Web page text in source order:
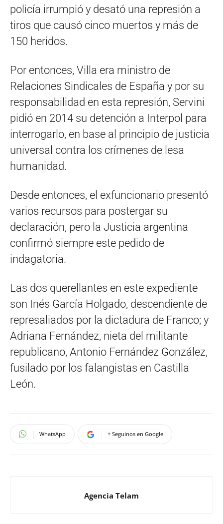
policía irrumpió y desató una represión a
tiros que causó cinco muertos y más de
150 heridos.
Por entonces, Villa era ministro de
Relaciones Sindicales de España y por su
responsabilidad en esta represión, Servini
pidió en 2014 su detención a Interpol para
interrogarlo, en base al principio de justicia
universal contra los crímenes de lesa
humanidad.
Desde entonces, el exfuncionario presentó
varios recursos para postergar su
declaración, pero la Justicia argentina
confirmó siempre este pedido de
indagatoria.
Las dos querellantes en este expediente
son Inés García Holgado, descendiente de
represaliados por la dictadura de Franco; y
Adriana Fernández, nieta del militante
republicano, Antonio Fernández González,
fusilado por los falangistas en Castilla
León.
WhatsApp + Seguinos en Google
Agencia Telam